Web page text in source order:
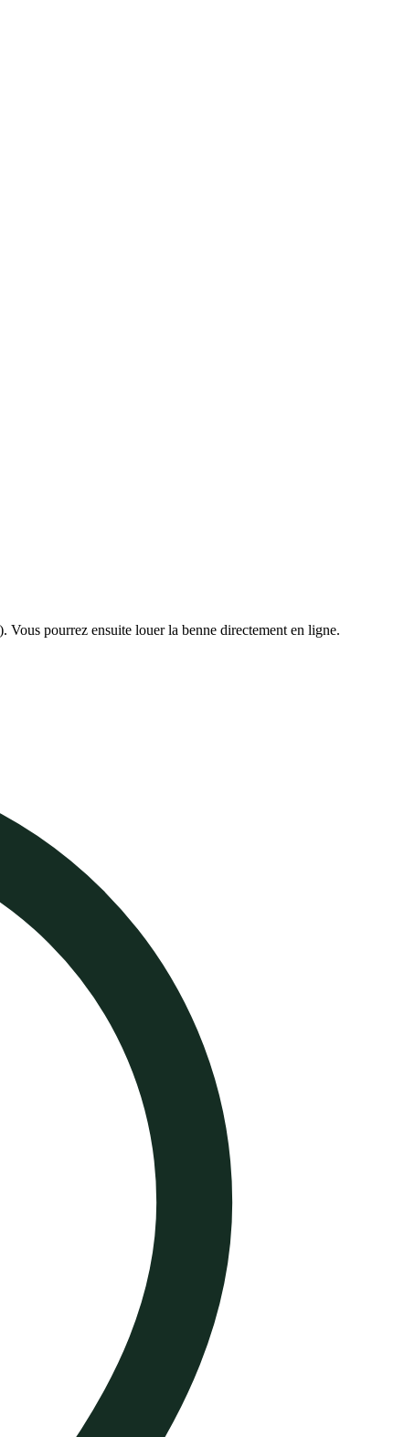
pourrez ensuite louer la benne directement en ligne.